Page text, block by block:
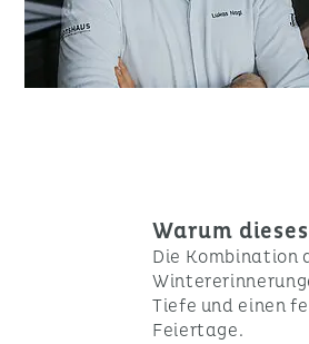
Warum
Die Kombination
Tiefe und einen
Feiertage.